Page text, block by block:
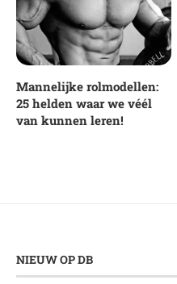
Mannelijke rolmodellen:
25 helden waar we véél
van kunnen leren!
NIEUW OP DB